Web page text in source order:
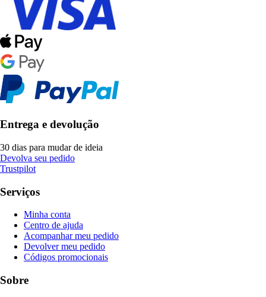
Entrega e devolução
30 dias para mudar de ideia
Devolva seu pedido
Trustpilot
Serviços
Minha conta
Centro de ajuda
Acompanhar meu pedido
Devolver meu pedido
Códigos promocionais
Sobre